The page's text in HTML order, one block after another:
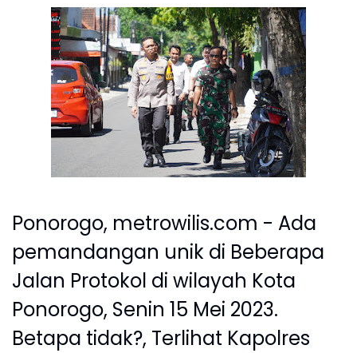
Ponorogo, metrowilis.com - Ada
pemandangan unik di Beberapa
Jalan Protokol di wilayah Kota
Ponorogo, Senin 15 Mei 2023.
Betapa tidak?, Terlihat Kapolres